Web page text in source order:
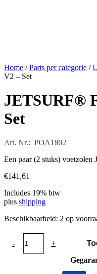
Home /Parts per categorie /
V2 – Set
JETSURF®
Set
Art. Nr.: POA1802
Een paar (2 stuks)
€141,61
Includes 19% btw
plus shipping
Beschikbaarheid: 2 op
-
JETSURF®
Footpads
+